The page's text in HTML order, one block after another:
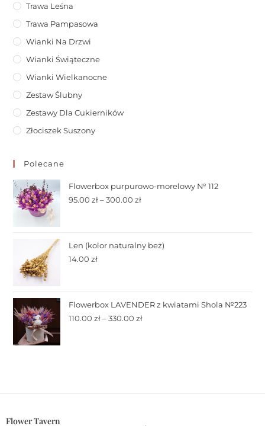
Trawa Leśna
Trawa Pampasowa
Wianki Na Drzwi
Wianki Świąteczne
Wianki Wielkanocne
Zestaw Ślubny
Zestawy Dla Cukierników
Złociszek Suszony
Polecane
Flowerbox purpurowo-morelowy № 112
95.00zł – 300.00zł
Len (kolor naturalny beż)
14.00zł
Flowerbox LAVENDER z kwiatami Shola №223
110.00zł – 330.00zł
Flower Tavern